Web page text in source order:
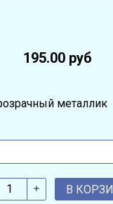
195.00 руб
металлик
В